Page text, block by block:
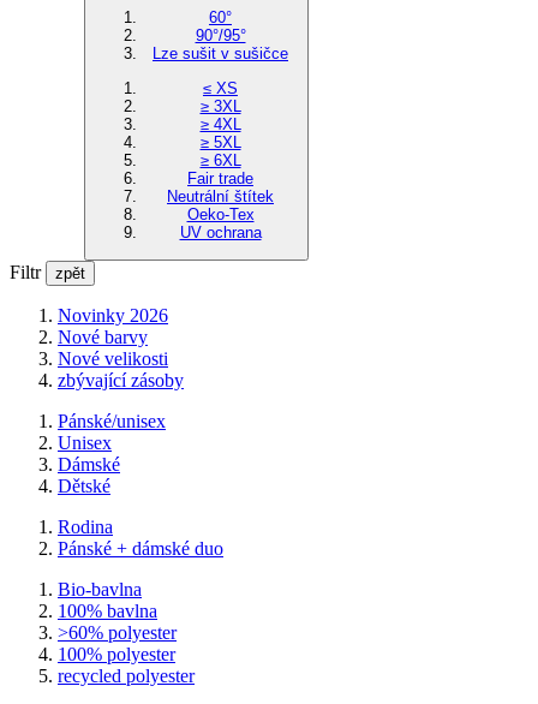
60°
90°/95°
Lze sušit v sušičce
≤ XS
≥ 3XL
≥ 4XL
≥ 5XL
≥ 6XL
Fair trade
Neutrální štítek
Oeko-Tex
UV ochrana
Filtr zpět
Novinky 2026
Nové barvy
Nové velikosti
zbývající zásoby
Pánské/unisex
Unisex
Dámské
Dětské
Rodina
Pánské + dámské duo
Bio-bavlna
100% bavlna
>60% polyester
100% polyester
recycled polyester